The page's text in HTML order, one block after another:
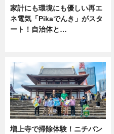
家計にも環境にも優しい再エ
ネ電気「Pikaでんき」がスタ
ート！自治体と…
増上寺で掃除体験！ニチバン